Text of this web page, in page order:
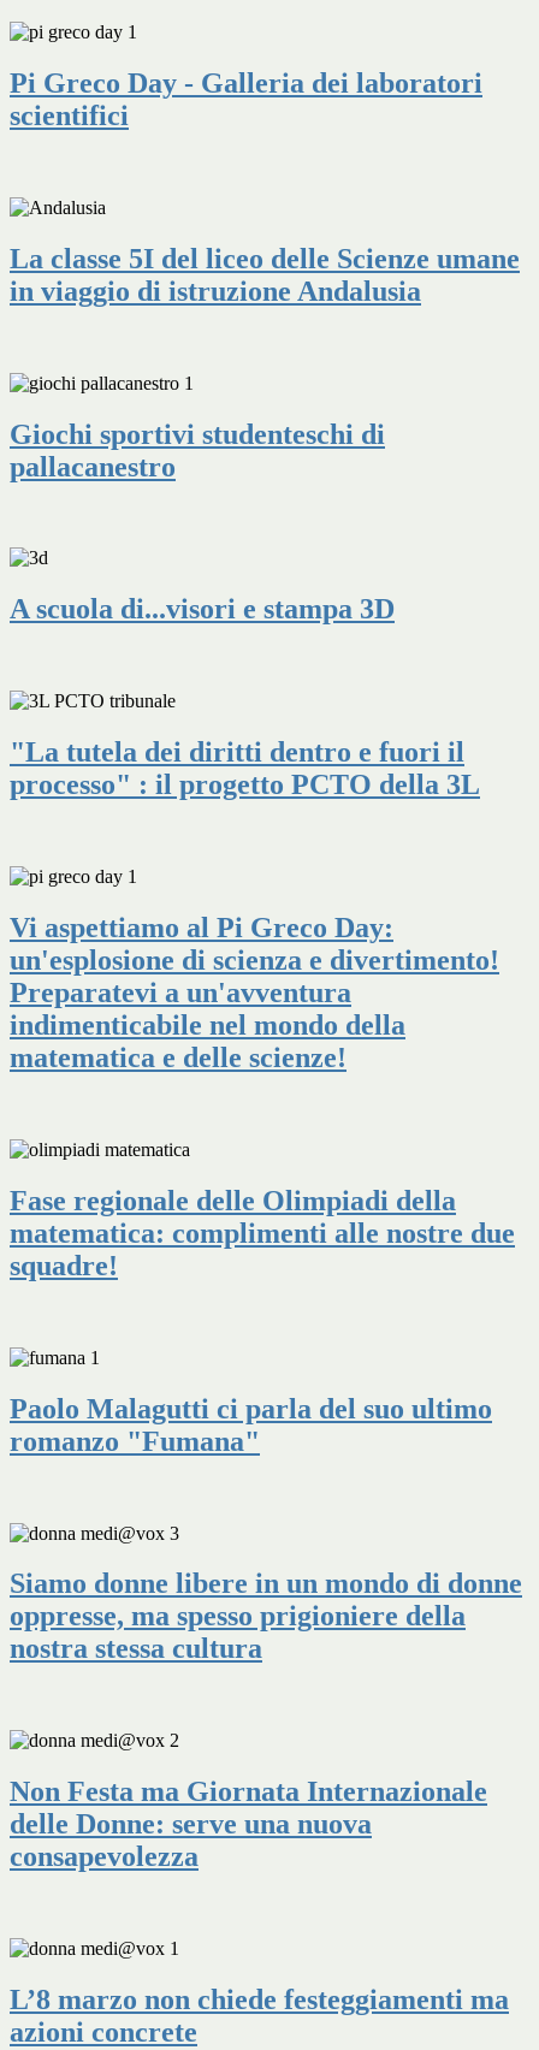
Pi Greco Day - Galleria dei laboratori
scientifici
La classe 5I del liceo delle Scienze umane
in viaggio di istruzione Andalusia
Giochi sportivi studenteschi di
pallacanestro
A scuola di...visori e stampa 3D
"La tutela dei diritti dentro e fuori il
processo" : il progetto PCTO della 3L
Vi aspettiamo al Pi Greco Day:
un'esplosione di scienza e divertimento!
Preparatevi a un'avventura
indimenticabile nel mondo della
matematica e delle scienze!
Fase regionale delle Olimpiadi della
matematica: complimenti alle nostre due
squadre!
Paolo Malagutti ci parla del suo ultimo
romanzo "Fumana"
Siamo donne libere in un mondo di donne
oppresse, ma spesso prigioniere della
nostra stessa cultura
Non Festa ma Giornata Internazionale
delle Donne: serve una nuova
consapevolezza
L’8 marzo non chiede festeggiamenti ma
azioni concrete